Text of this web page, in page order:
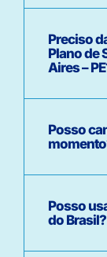
Preciso
Plano de
Aires –
Posso
Posso
do Brasil?